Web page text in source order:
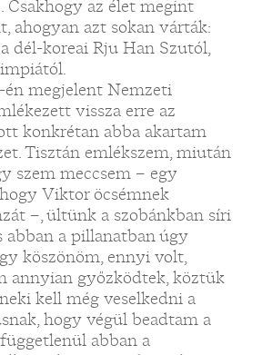
Csakhogy az élet megint
ahogyan azt sokan várták:
dél-koreai Rju Han Szutól,
én megjelent Nemzeti
vissza erre az
konkrétan abba akartam
Tisztán emlékszem, miután
szem meccsem – egy
Viktor öcsémnek
–, ültünk a szobánkban síri
abban a pillanatban úgy
köszönöm, ennyi volt,
annyian győzködtek, köztük
kell még veselkedni a
hogy végül beadtam a
abban a